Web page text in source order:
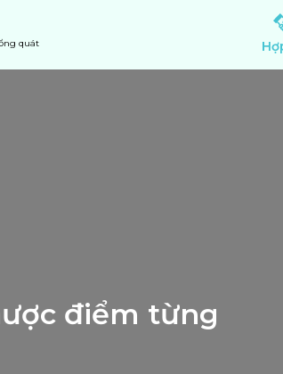
quát
điểm từng